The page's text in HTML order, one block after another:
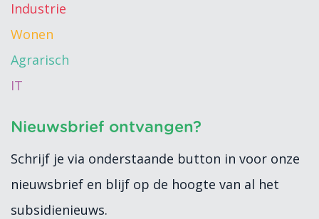
Industrie
Wonen
Agrarisch
IT
Nieuwsbrief ontvangen?
Schrijf je via onderstaande button in voor onze
nieuwsbrief en blijf op de hoogte van al het
subsidienieuws.